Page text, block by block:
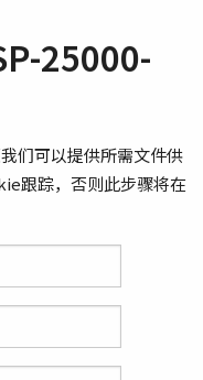
25000-
们可以提供所需文件供
跟踪，否则此步骤将在